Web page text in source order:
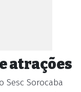
atrações
Sesc Sorocaba